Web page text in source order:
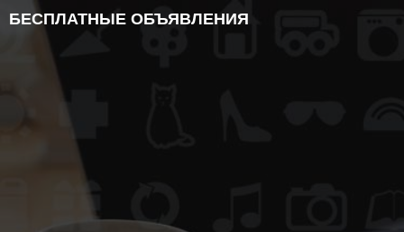
БЕСПЛАТНЫЕ ОБЪЯВЛЕНИЯ